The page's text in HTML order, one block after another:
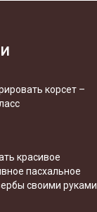
корсет –
красивое
пасхальное
своими руками